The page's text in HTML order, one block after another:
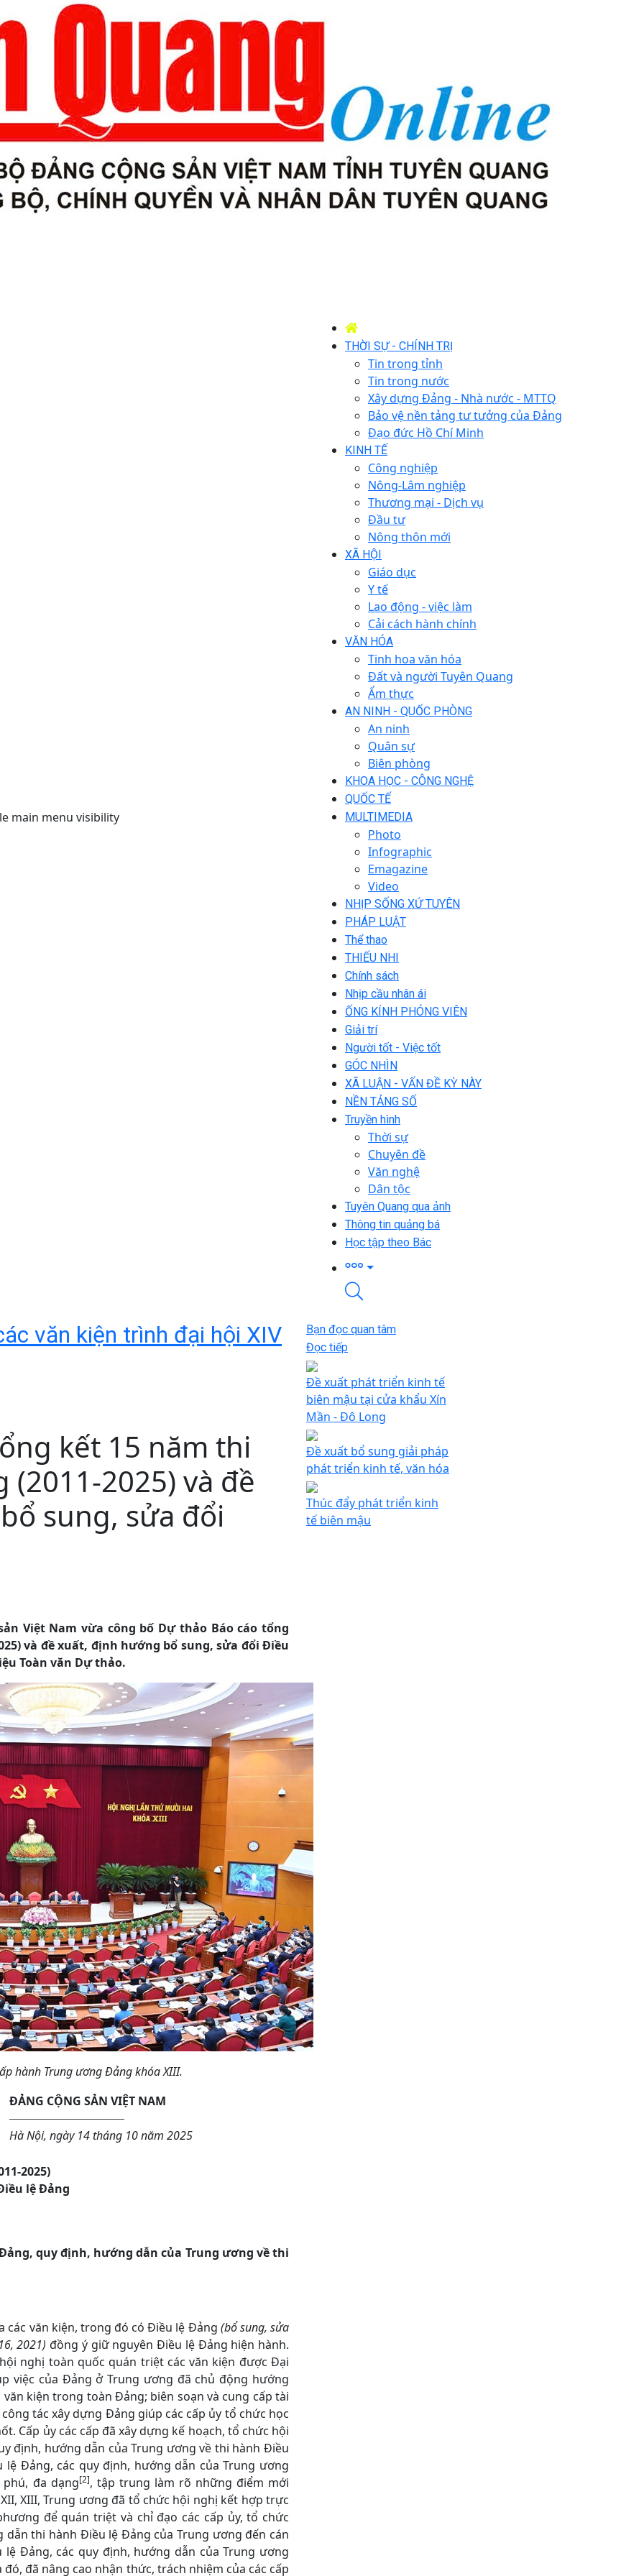
main menu visibility
THỜI SỰ - CHÍNH TRỊ
Tin trong tỉnh
Tin trong nước
Xây dựng Đảng - Nhà nước - MTTQ
Bảo vệ nền tảng tư tưởng của Đảng
Đạo đức Hồ Chí Minh
KINH TẾ
Công nghiệp
Nông-Lâm nghiệp
Thương mại - Dịch vụ
Đầu tư
Nông thôn mới
XÃ HỘI
Giáo dục
Y tế
Lao động - việc làm
Cải cách hành chính
VĂN HÓA
Tinh hoa văn hóa
Đất và người Tuyên Quang
Ẩm thực
AN NINH - QUỐC PHÒNG
An ninh
Quân sự
Biên phòng
KHOA HỌC - CÔNG NGHỆ
QUỐC TẾ
MULTIMEDIA
Photo
Infographic
Emagazine
Video
NHỊP SỐNG XỨ TUYÊN
PHÁP LUẬT
Thể thao
THIẾU NHI
Chính sách
Nhịp cầu nhân ái
ỐNG KÍNH PHÓNG VIÊN
Giải trí
Người tốt - Việc tốt
GÓC NHÌN
XÃ LUẬN - VẤN ĐỀ KỲ NÀY
NỀN TẢNG SỐ
Truyền hình
Thời sự
Chuyên đề
Văn nghệ
Dân tộc
Tuyên Quang qua ảnh
Thông tin quảng bá
Học tập theo Bác
văn kiện trình đại hội XIV
kết 15 năm thi
2025) và đề
sung, sửa đổi
Việt Nam vừa công bố Dự thảo Báo cáo tổng
và đề xuất, định hướng bổ sung, sửa đổi Điều
Toàn văn Dự thảo.
hành Trung ương Đảng khóa XIII.
ĐẢNG CỘNG SẢN VIỆT NAM
Hà Nội, ngày 14 tháng 10 năm 2025
2025)
lệ Đảng
quy định, hướng dẫn của Trung ương về thi
các văn kiện, trong đó có Điều lệ Đảng (bổ sung, sửa
2021)đồng ý giữ nguyên Điều lệ Đảng hiện hành.
nghị toàn quốc quán triệt các văn kiện được Đại
việc của Đảng ở Trung ương đã chủ động hướng
kiện trong toàn Đảng; biên soạn và cung cấp tài
tác xây dựng Đảng giúp các cấp ủy tổ chức học
Cấp ủy các cấp đã xây dựng kế hoạch, tổ chức hội
định, hướng dẫn của Trung ương về thi hành Điều
Đảng, các quy định, hướng dẫn của Trung ương
đa dạng[2], tập trung làm rõ những điểm mới
XIII, Trung ương đã tổ chức hội nghị kết hợp trực
để quán triệt và chỉ đạo các cấp ủy, tổ chức
thi hành Điều lệ Đảng của Trung ương đến cán
Đảng, các quy định, hướng dẫn của Trung ương
đã nâng cao nhận thức, trách nhiệm của các cấp
Bạn đọc quan tâm
Đọc tiếp
Đề xuất phát triển kinh tế
biên mậu tại cửa khẩu Xín
Mần - Đô Long
Đề xuất bổ sung giải pháp
phát triển kinh tế, văn hóa
Thúc đẩy phát triển kinh
tế biên mậu